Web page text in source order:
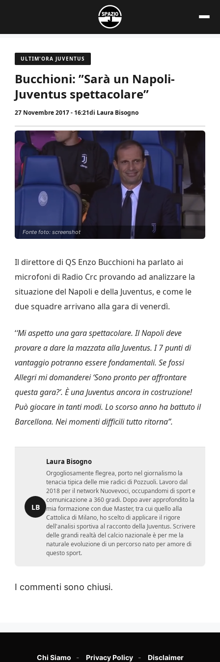
contenuto
ULTIM'ORA JUVENTUS
Bucchioni: ”Sarà un Napoli-
Juventus spettacolare”
27 Novembre 2017 - 16:21di Laura Bisogno
Fonte foto: screenshot
Il direttore di QS Enzo Bucchioni ha parlato ai
microfoni di Radio Crc provando ad analizzare la
situazione del Napoli e della Juventus, e come le
due squadre arrivano alla gara di venerdì.
‘‘Mi aspetto una gara spettacolare. Il Napoli deve
provare a dare la mazzata alla Juventus. I 7 punti di
vantaggio potranno essere fondamentali. Se fossi
Allegri mi domanderei ‘Sono pronto per affrontare
questa gara?’. È una Juventus ancora in costruzione!
Può giocare in tanti modi. Lo scorso anno ha battuto il
Barcellona. Nei momenti difficili tutto ritorna”.
LB
Laura Bisogno
Orgogliosamente flegrea, porto nel giornalismo la
tenacia tipica delle mie radici di Pozzuoli. Lavoro dal
2018 per il network Nuovevoci, occupandomi di sport e
comunicazione a 360 gradi. Dopo aver approfondito la
mia formazione con due Master, tra cui quello alla
Cattolica di Milano, ho scelto di applicare il rigore
dell'analisi sportiva al racconto della Juventus. Scrivere
delle grandi realtà del calcio nazionale è per me la
naturale evoluzione di un percorso nato per amore di
questo sport.
I commenti sono chiusi.
Chi Siamo Privacy Policy Disclaimer